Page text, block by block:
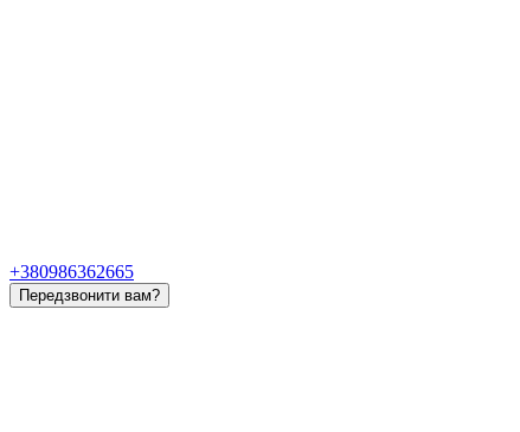
+380986362665
Передзвонити вам?